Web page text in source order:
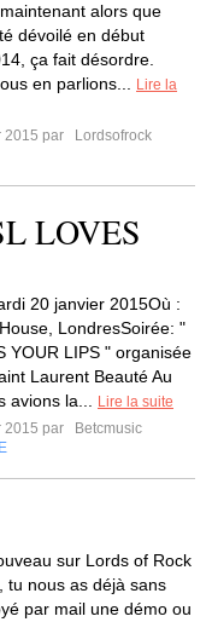
alors que
dévoilé en début
ça fait désordre.
en parlions...
Lire la
2015 par
Lordsofrock
LOVES
20 janvier 2015Où :
LondresSoirée: "
YOUR LIPS " organisée
Laurent Beauté Au
avions la...
Lire la suite
2015 par
Betcmusic
sur Lords of Rock
tu nous as déjà sans
par mail une démo ou